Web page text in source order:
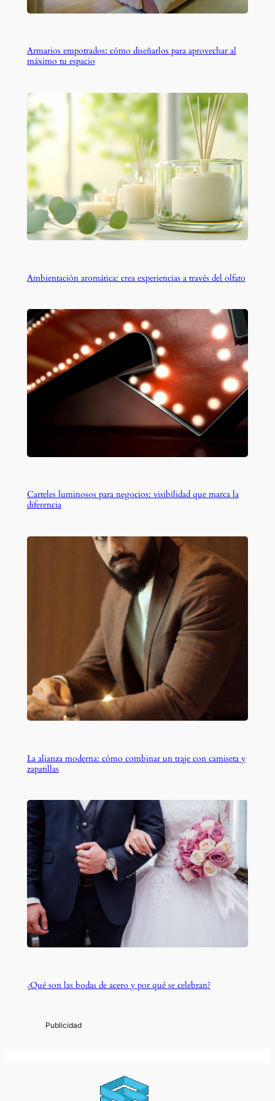
Armarios empotrados: cómo diseñarlos para aprovechar al
máximo tu espacio
Ambientación aromática: crea experiencias a través del olfato
Carteles luminosos para negocios: visibilidad que marca la
diferencia
La alianza moderna: cómo combinar un traje con camiseta y
zapatillas
¿Qué son las bodas de acero y por qué se celebran?